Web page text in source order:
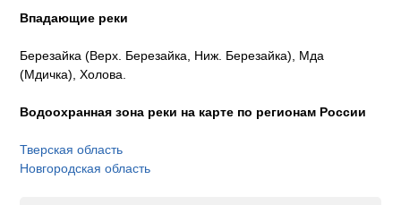
Впадающие реки
Березайка (Верх. Березайка, Ниж. Березайка), Мда
(Мдичка), Холова.
Водоохранная зона реки на карте по регионам России
Тверская область
Новгородская область